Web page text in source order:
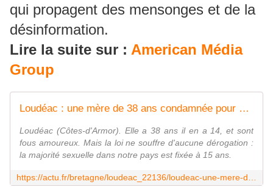
qui propagent des mensonges et de la
désinformation.
Lire la suite sur : American Média
Group
Loudéac : une mère de 38 ans condamnée pour détournement de mineur
Loudéac (Côtes-d'Armor). Elle a 38 ans il en a 14, et sont
fous amoureux. Mais la loi ne souffre d'aucune dérogation :
la majorité sexuelle dans notre pays est fixée à 15 ans.